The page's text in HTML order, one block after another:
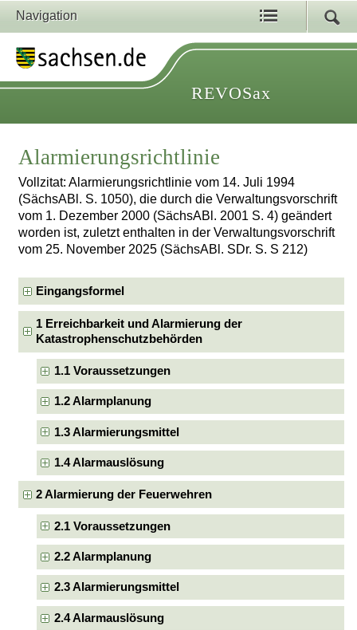
Navigation
REVOSax
Alarmierungsrichtlinie
Vollzitat: Alarmierungsrichtlinie vom 14. Juli 1994
(SächsABl. S. 1050), die durch die Verwaltungsvorschrift
vom 1. Dezember 2000 (SächsABl. 2001 S. 4) geändert
worden ist, zuletzt enthalten in der Verwaltungsvorschrift
vom 25. November 2025 (SächsABl. SDr. S. S 212)
Eingangsformel
1 Erreichbarkeit und Alarmierung der
Katastrophenschutzbehörden
1.1 Voraussetzungen
1.2 Alarmplanung
1.3 Alarmierungsmittel
1.4 Alarmauslösung
2 Alarmierung der Feuerwehren
2.1 Voraussetzungen
2.2 Alarmplanung
2.3 Alarmierungsmittel
2.4 Alarmauslösung